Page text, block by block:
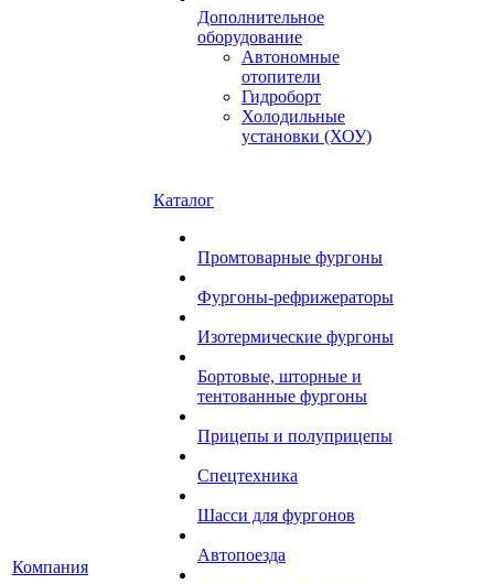
Дополнительное
оборудование
Автономные
отопители
Гидроборт
Холодильные
установки (ХОУ)
Компания
Каталог
Промтоварные фургоны
Фургоны-рефрижераторы
Изотермические фургоны
Бортовые, шторные и
тентованные фургоны
Прицепы и полуприцепы
Спецтехника
Шасси для фургонов
Автопоезда